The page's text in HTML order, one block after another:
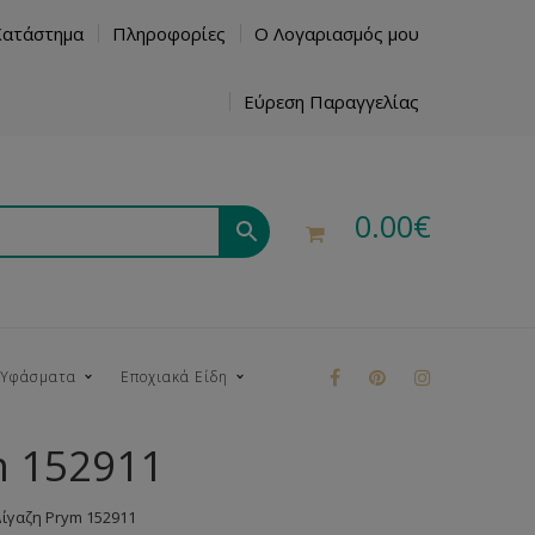
Πληροφορίες Ο Λογαριασμός μου
Εύρεση Παραγγελίας
0.00€
Εποχιακά Είδη
152911
Prym 152911